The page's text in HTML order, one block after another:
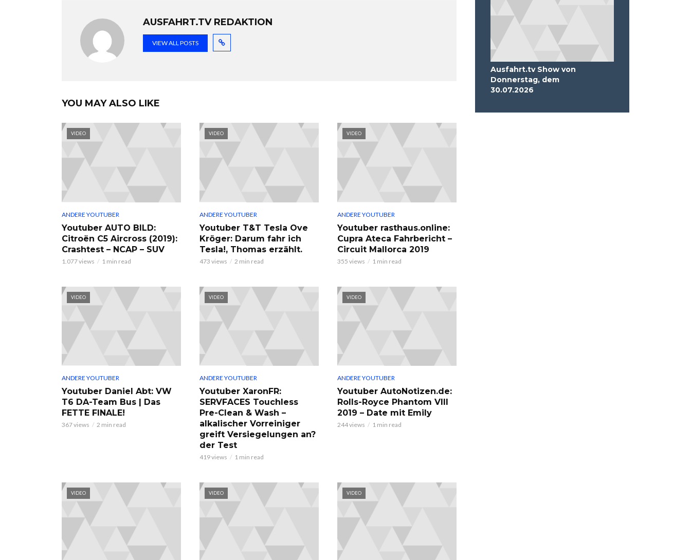
AUSFAHRT.TV REDAKTION
VIEW ALL POSTS
YOU MAY ALSO LIKE
VIDEO
ANDERE YOUTUBER
Youtuber AUTO BILD:
Citroën C5 Aircross (2019):
Crashtest – NCAP – SUV
1.077 views 1 min read
VIDEO
ANDERE YOUTUBER
Youtuber T&T Tesla Ove
Kröger: Darum fahr ich
Tesla!, Thomas erzählt.
473 views 2 min read
VIDEO
ANDERE YOUTUBER
Youtuber rasthaus.online:
Cupra Ateca Fahrbericht –
Circuit Mallorca 2019
355 views 1 min read
VIDEO
ANDERE YOUTUBER
Youtuber Daniel Abt: VW
T6 DA-Team Bus | Das
FETTE FINALE!
367 views 2 min read
VIDEO
ANDERE YOUTUBER
Youtuber XaronFR:
SERVFACES Touchless
Pre-Clean & Wash –
alkalischer Vorreiniger
greift Versiegelungen an?
der Test
419 views 1 min read
VIDEO
ANDERE YOUTUBER
Youtuber AutoNotizen.de:
Rolls-Royce Phantom VIII
2019 – Date mit Emily
244 views 1 min read
VIDEO VIDEO VIDEO
Ausfahrt.tv Show von
Donnerstag, dem
30.07.2026